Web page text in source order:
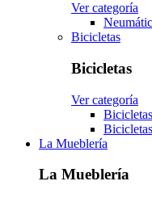
Ver categoría
Bicicletas
Bicicletas
Ver categoría
La Mueblería
La Mueblería